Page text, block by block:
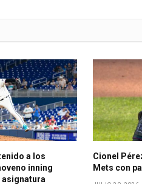
a los
inning
asignatura
Cionel
Mets con